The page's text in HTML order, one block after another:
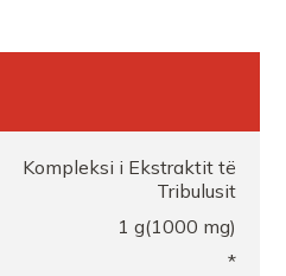
Kompleksi i Ekstraktit të
Tribulusit
1 g(1000 mg)
*